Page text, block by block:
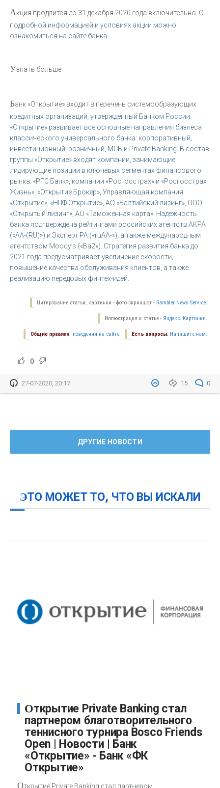
Акция продлится до 31 декабря 2020 года включительно. С
подробной информацией и условиях акции можно
ознакомиться на сайте банка.
Узнать больше
Банк «Открытие» входит в перечень системообразующих
кредитных организаций, утвержденный Банком России.
«Открытие» развивает все основные направления бизнеса
классического универсального банка: корпоративный,
инвестиционный, розничный, МСБ и Private Banking. В состав
группы «Открытие» входят компании, занимающие
лидирующие позиции в ключевых сегментах финансового
рынка: «РГС Банк», компании «Росгосстрах» и «Росгосстрах
Жизнь», «Открытие Брокер», Управляющая компания
«Открытие», «НПФ Открытие», АО «Балтийский лизинг», ООО
«Открытый лизинг», АО «Таможенная карта». Надежность
банка подтверждена рейтингами российских агентств АКРА
(«АА-(RU)») и Эксперт РА («ruAA-»), а также международным
агентством Moody’s («Ba2»). Стратегия развития банка до
2021 года предусматривает увеличение скорости,
повышение качества обслуживания клиентов, а также
реализацию передовых финтех-идей.
Цитирование статьи, картинки - фото скриншот - Rambler News Service.
Иллюстрация к статье - Яндекс. Картинки.
Есть вопросы. Напишите нам.
Общие правила поведения на сайте.
0
15 0
27-07-2020, 20:17
ДРУГИЕ НОВОСТИ
ЭТО МОЖЕТ ТО, ЧТО ВЫ ИСКАЛИ
Открытие Private Banking стал
партнером благотворительного
теннисного турнира Bosco Friends
Open | Новости | Банк
«Открытие» - Банк «ФК
Открытие»
Открытие Private Banking стал партнером